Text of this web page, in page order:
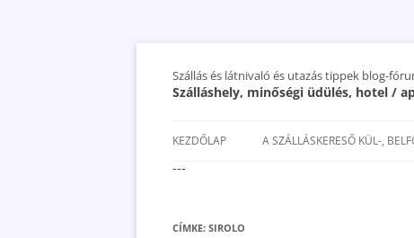
Szállás és látnivaló és utazás tippek blog-
Szálláshely, minőségi üdülés, hotel /
KEZDŐLAP A SZÁLLÁSKERESŐ KÜL-,
---
CÍMKE: SIROLO